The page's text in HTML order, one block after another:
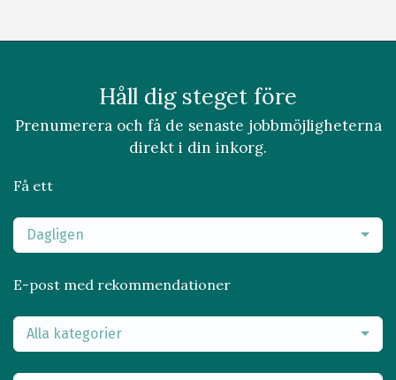
Håll dig steget före
Prenumerera och få de senaste jobbmöjligheterna
direkt i din inkorg.
Få ett
Dagligen
E-post med rekommendationer
Alla kategorier